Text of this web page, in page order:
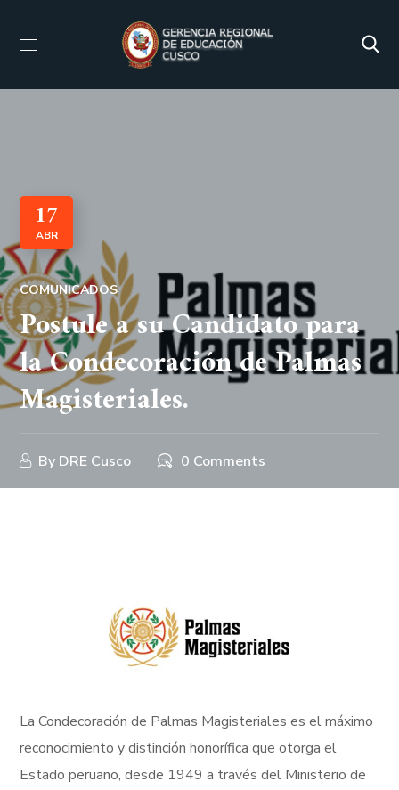
17
ABR
COMUNICADOS
Postule a su Candidato para
la Condecoración de Palmas
Magisteriales.
By DRE Cusco 0 Comments
La Condecoración de Palmas Magisteriales es el máximo
reconocimiento y distinción honorífica que otorga el
Estado peruano, desde 1949 a través del Ministerio de